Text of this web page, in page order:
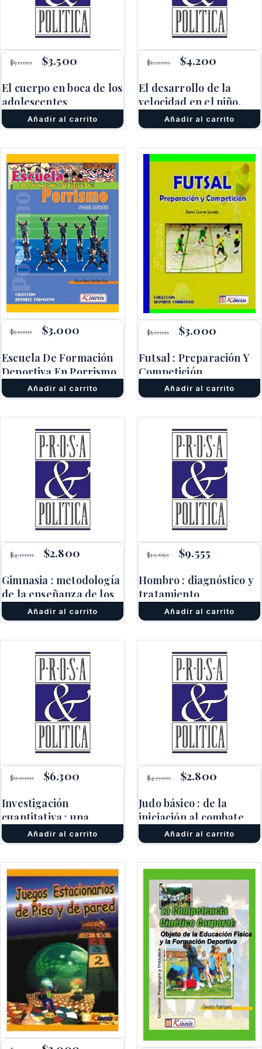
$5.000
El
precio
era:
$5.000.
$3.500
es:
El cuerpo en boca de los
adolescentes
Añadir al carrito
$6.000
El
precio
era:
$6.000.
$4.200
es:
$4.200.
El desarrollo de la
velocidad en el niño.
Teoría y práctica.
Añadir al carrito
$5.000
El
precio
era:
$5.000.
$3.000
es:
$3.000.
Escuela De Formación
Deportiva En Porrismo
Añadir al carrito
$5.000
El
precio
era:
$5.000.
$3.000
es:
Futsal : Preparación Y
Competición
Añadir al carrito
$4.000
El
precio
era:
$4.000.
$2.800
es:
$2.800.
Gimnasia : metodología
de la enseñanza de los
ejercicios básicos
Añadir al carrito
$13.650
El
precio
era:
$13.650.
$9.555
es:
Hombro : diagnóstico y
tratamiento
Añadir al carrito
$9.000
El
precio
era:
$9.000.
$6.300
$6.300.
Investigación
cuantitativa : una
perspectiva
epistemológica y
metodolo
Añadir al carrito
$4.000
El
precio
era:
$4.000.
$2.800
es:
$2.800.
Judo básico : de la
iniciación al combate
Añadir al carrito
El